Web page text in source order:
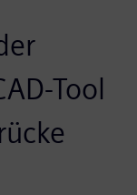
Tool